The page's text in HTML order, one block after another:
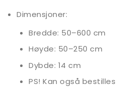
Dimensjoner:
Bredde: 50–600 cm
Høyde: 50–250 cm
Dybde: 14 cm
PS! Kan også